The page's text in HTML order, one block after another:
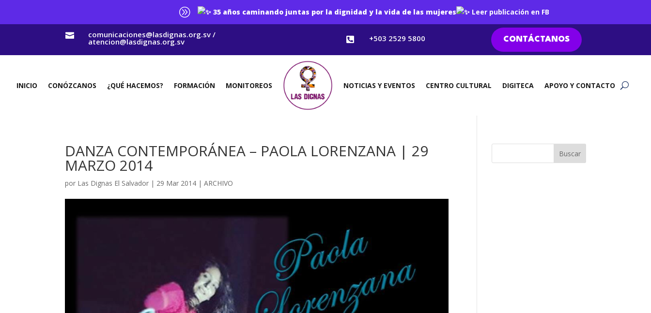
A 35 años caminando juntas por la dignidad y la vida de las mujeres Leer publicación en FB
 comunicaciones@lasdignas.org.sv /
atencion@lasdignas.org.sv  +503 2529 5800 CONTÁCTANOS
INICIO CONÓZCANOS ¿QUÉ HACEMOS? FORMACIÓN MONITOREOS NOTICIAS Y EVENTOS CENTRO CULTURAL DIGITECA APOYO Y CONTACTO
DANZA CONTEMPORÁNEA – PAOLA LORENZANA | 29
MARZO 2014
por Las Dignas El Salvador | 29 Mar 2014 |ARCHIVO